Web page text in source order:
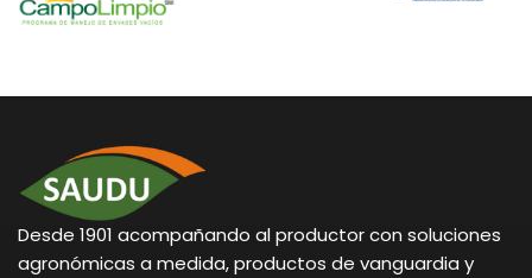
Desde 1901 acompañando al productor con soluciones
agronómicas a medida, productos de vanguardia y